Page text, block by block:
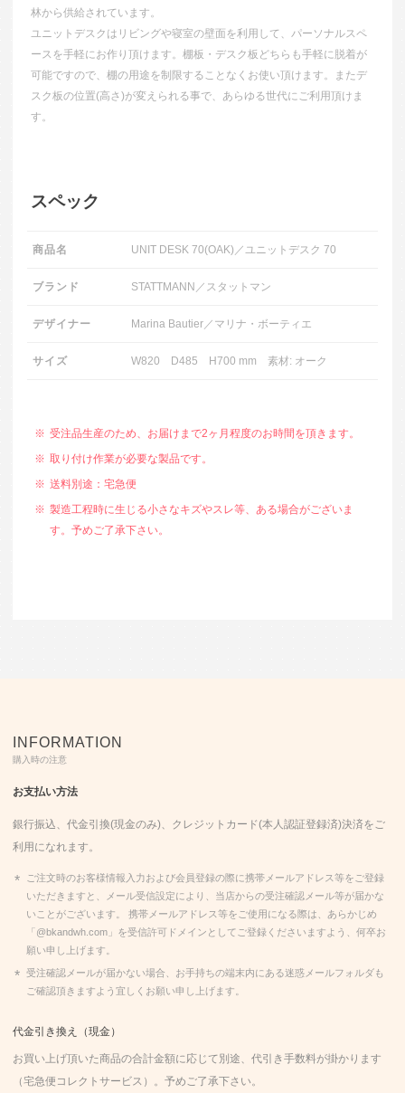
林から供給されています。
ユニットデスクはリビングや寝室の壁面を利用して、パーソナルスペ
ースを手軽にお作り頂けます。棚板・デスク板どちらも手軽に脱着が
可能ですので、棚の用途を制限することなくお使い頂けます。またデ
スク板の位置(高さ)が変えられる事で、あらゆる世代にご利用頂けま
す。
スペック
商品名 UNIT DESK 70(OAK)／ユニットデスク 70
ブランド STATTMANN／スタットマン
デザイナー Marina Bautier／マリナ・ボーティエ
サイズ W820 D485 H700 mm 素材: オーク
受注品生産のため、お届けまで2ヶ月程度のお時間を頂きます。
取り付け作業が必要な製品です。
送料別途：宅急便
製造工程時に生じる小さなキズやスレ等、ある場合がございま
す。予めご了承下さい。
INFORMATION
購入時の注意
お支払い方法
銀行振込、代金引換(現金のみ)、クレジットカード(本人認証登録済)決済をご
利用になれます。
ご注文時のお客様情報入力および会員登録の際に携帯メールアドレス等をご登録
いただきますと、メール受信設定により、当店からの受注確認メール等が届かな
いことがございます。 携帯メールアドレス等をご使用になる際は、あらかじめ
「@bkandwh.com」を受信許可ドメインとしてご登録くださいますよう、何卒お
願い申し上げます。
受注確認メールが届かない場合、お手持ちの端末内にある迷惑メールフォルダも
ご確認頂きますよう宜しくお願い申し上げます。
代金引き換え（現金）
お買い上げ頂いた商品の合計金額に応じて別途、代引き手数料が掛かります
（宅急便コレクトサービス）。予めご了承下さい。